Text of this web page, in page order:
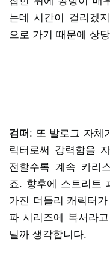
는데 시간이 걸리겠
으로 가기 때문에 상
검떠: 또 발로그 자체
릭터로써 강력함을
전할수록 계속 카리
죠. 향후에 스트리트
가진 더들리 캐릭터
파 시리즈에 복서라
닐까 생각합니다.